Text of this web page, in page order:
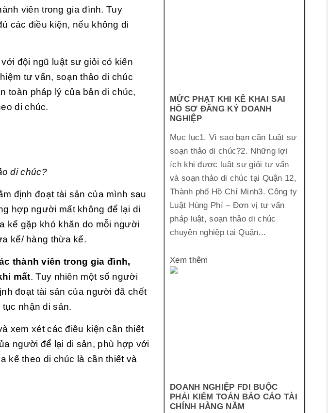
viên trong gia đình. Tuy
các điều kiện, nếu không di
đội ngũ luật sư giỏi có kiến
tư vấn, soạn thảo di chúc
toàn pháp lý của bản di chúc,
di chúc.
di chúc?
định đoạt tài sản của mình sau
hợp người mất không để lại di
kế gặp khó khăn do mỗi người
kế/ hàng thừa kế.
thành viên trong gia đình,
mất.Tuy nhiên một số người
đoạt tài sản của người đã chết
nhận di sản.
xem xét các điều kiện cần thiết
người để lại di sản, phù hợp với
kế theo di chúc là cần thiết và
MỨC PHẠT KHI KÊ KHAI SAI
HỒ SƠ ĐĂNG KÝ DOANH
NGHIỆP
Mục lục1. Vì sao bạn cần Luật sư
soạn thảo di chúc?2. Những lợi
ích khi được luật sư giỏi tư vấn
và soạn thảo di chúc tại Quận 12,
Thành phố Hồ Chí Minh3. Công ty
Luật Hùng Phí – Đơn vị tư vấn
pháp luật, soạn thảo di chúc
chuyên nghiệp tại Quận...
Xem thêm
DOANH NGHIỆP FDI BUỘC
PHẢI KIỂM TOÁN BÁO CÁO TÀI
CHÍNH HÀNG NĂM